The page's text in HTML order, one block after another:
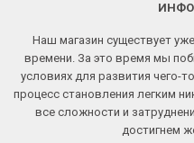
Наш магазин существует
времени. За это время мы
условиях для развития чего-
процесс становления легким
все сложности и
достигнем